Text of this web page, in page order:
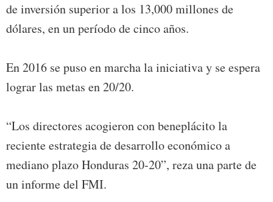
de inversión superior a los 13,000 millones de
dólares, en un período de cinco años.
En 2016 se puso en marcha la iniciativa y se espera
lograr las metas en 20/20.
“Los directores acogieron con beneplácito la
reciente estrategia de desarrollo económico a
mediano plazo Honduras 20-20”, reza una parte de
un informe del FMI.